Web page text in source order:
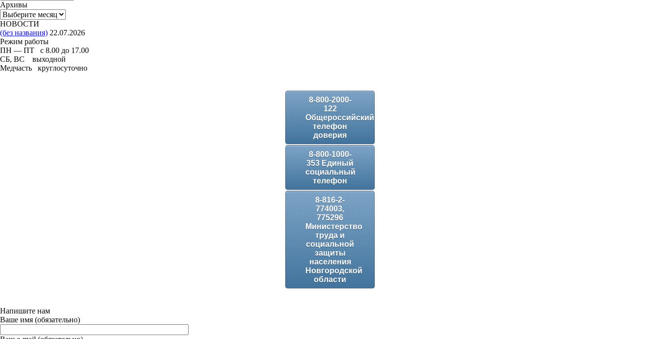
Архивы
Архивы
НОВОСТИ
(без названия) 22.07.2026
Режим работы
ПН — ПТ с 8.00 до 17.00
СБ, ВС выходной
Медчасть круглосуточно
8-800-2000-
122
Общероссийский
телефон
доверия
8-800-1000-
353 Единый
социальный
телефон
8-816-2-
774003,
775296
Министерство
труда и
социальной
защиты
населения
Новгородской
области
Напишите нам
Ваше имя (обязательно)